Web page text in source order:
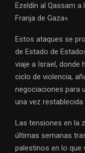
Ezeldín al Qassam
Franja de Gaza».
Estos ataques se
de Estado de
viaje a Israel, donde
ciclo de violencia,
negociaciones para
una vez restablecida
Las tensiones en la
últimas semanas
palestinos en lo que